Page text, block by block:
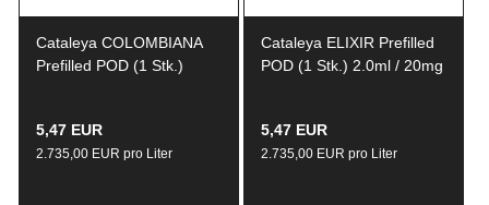
Cataleya COLOMBIANA
Prefilled POD (1 Stk.)
5,47 EUR
2.735,00 EUR pro Liter
Cataleya ELIXIR Prefilled
POD (1 Stk.) 2.0ml / 20mg
5,47 EUR
2.735,00 EUR pro Liter